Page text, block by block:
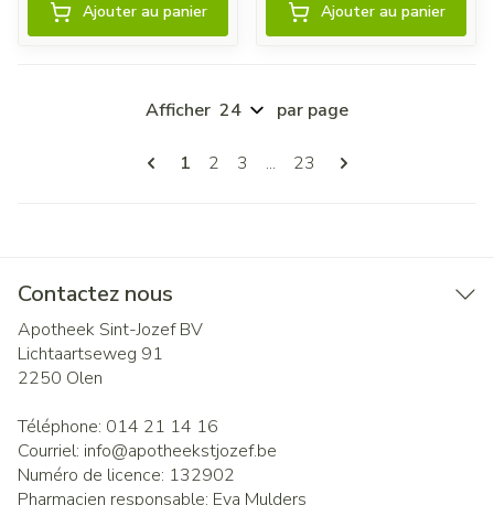
Ajouter au panier Ajouter au panier
Pages
Vous lisez actuellement la page
1 Page
2 Page
3 ... Page
23
Afficher par page
Contactez nous
Apotheek Sint-Jozef BV
Lichtaartseweg 91
2250 Olen
Téléphone: 014 21 14 16
Courriel: info@apotheekstjozef.be
Numéro de licence: 132902
Pharmacien responsable: Eva Mulders